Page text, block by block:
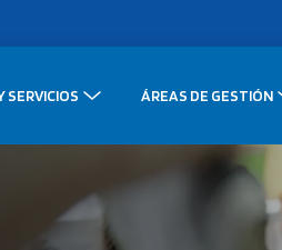
SERVICIOS ÁREAS DE GESTIÓN